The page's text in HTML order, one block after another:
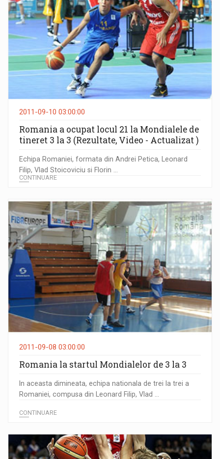
2011-09-10 03:00:00
Romania a ocupat locul 21 la Mondialele de
tineret 3 la 3 (Rezultate, Video - Actualizat )
Echipa Romaniei, formata din Andrei Petica, Leonard
Filip, Vlad Stoicoviciu si Florin ...
CONTINUARE
2011-09-08 03:00:00
Romania la startul Mondialelor de 3 la 3
In aceasta dimineata, echipa nationala de trei la trei a
Romaniei, compusa din Leonard Filip, Vlad ...
CONTINUARE